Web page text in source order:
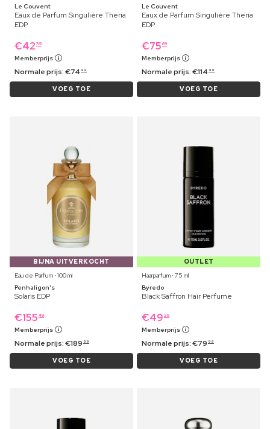
Le Couvent
Eaux de Parfum Singulière Theria
EDP
€42 39
Memberprijs
Normale prijs:€74 99
VOEG TOE
Le Couvent
Eaux de Parfum Singulière Theria
EDP
€75 69
Memberprijs
Normale prijs:€114 99
VOEG TOE
BIJNA UITVERKOCHT
Eau de Parfum ⋅ 100 ml
Penhaligon's
Solaris EDP
€155 49
Memberprijs
Normale prijs:€189 99
VOEG TOE
OUTLET
Haarparfum ⋅ 75 ml
Byredo
Black Saffron Hair Perfume
€49 39
Memberprijs
Normale prijs:€79 99
VOEG TOE